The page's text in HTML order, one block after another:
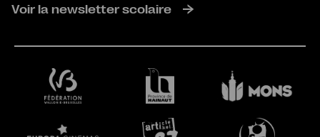
Voir la newsletter scolaire